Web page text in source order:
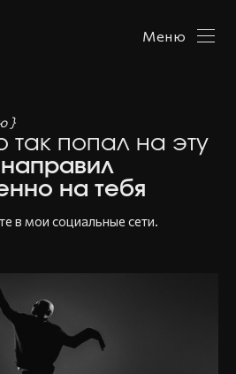
Меню
}
так попал на эту
на тебя
в мои социальные сети.